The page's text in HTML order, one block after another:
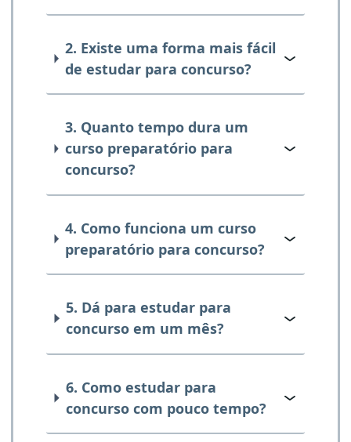
2. Existe uma forma mais fácil
de estudar para concurso?
3. Quanto tempo dura um
curso preparatório para
concurso?
4. Como funciona um curso
preparatório para concurso?
5. Dá para estudar para
concurso em um mês?
6. Como estudar para
concurso com pouco tempo?